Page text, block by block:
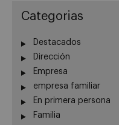
Categorias
Destacados
Dirección
Empresa
empresa familiar
En primera persona
Familia